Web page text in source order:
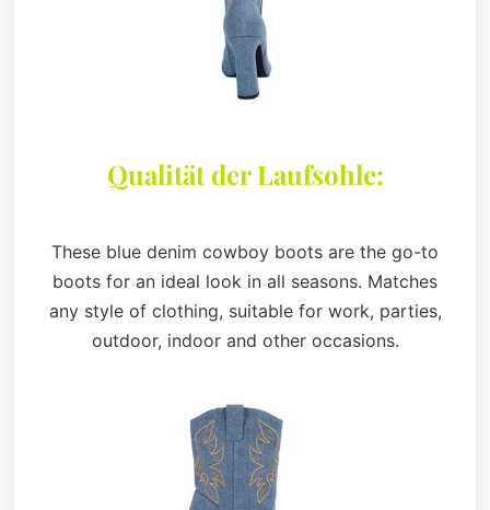
Qualität der Laufsohle:
These blue denim cowboy boots are the go-to
boots for an ideal look in all seasons. Matches
any style of clothing, suitable for work, parties,
outdoor, indoor and other occasions.